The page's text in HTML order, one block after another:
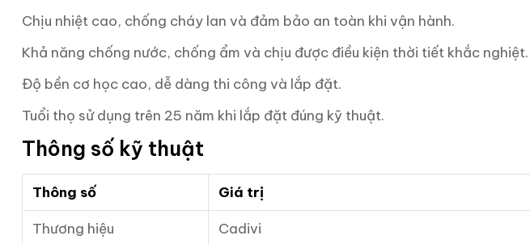
Chịu nhiệt cao, chống cháy lan và đảm bảo an toàn khi vận hành.
Khả năng chống nước, chống ẩm và chịu được điều kiện thời tiết khắc nghiệt.
Độ bền cơ học cao, dễ dàng thi công và lắp đặt.
Tuổi thọ sử dụng trên 25 năm khi lắp đặt đúng kỹ thuật.
Thông số kỹ thuật
Thông số Giá trị
Thương hiệu Cadivi